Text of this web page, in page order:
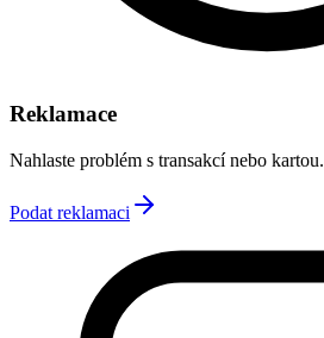
Reklamace
Nahlaste problém s transakcí nebo kartou.
Podat reklamaci